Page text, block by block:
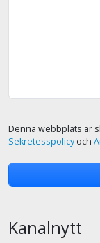
Denna webbplats är
Sekretesspolicyoch
Kanalnytt